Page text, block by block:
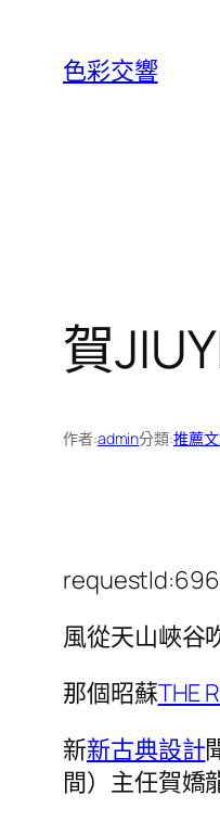
色彩交響
賀
作者:admin分類:推薦
風從天山峽谷
那個昭蘇THE
新新古典設計
間）主任賀嬌